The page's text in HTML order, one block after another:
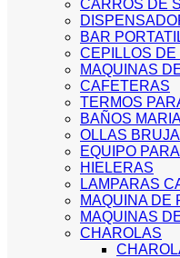
CARROS DE
BAR
CEPILLOS DE
MAQUINAS
CAFETERAS
TERMOS
BAÑOS
OLLAS BRUJA
EQUIPO
HIELERAS
LAMPARAS
MAQUINA DE
MAQUINAS
CHAROLAS